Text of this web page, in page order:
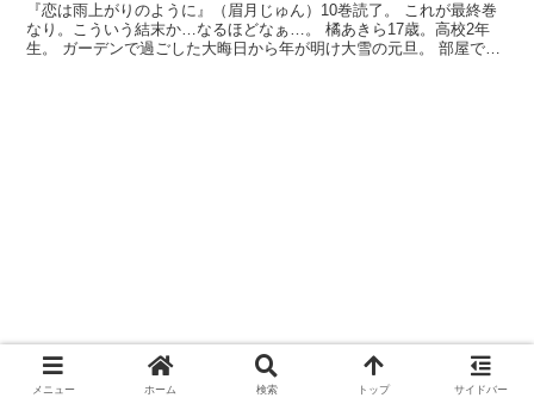
『恋は雨上がりのように』（眉月じゅん）10巻読了。 これが最終巻
なり。こういう結末か…なるほどなぁ…。 橘あきら17歳。高校2年
生。 ガーデンで過ごした大晦日から年が明け大雪の元旦。 部屋で一
メニュー ホーム 検索 トップ サイドバー